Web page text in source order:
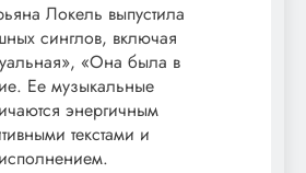
Локель выпустила
синглов, включая
«Она была в
Ее музыкальные
энергичным
текстами и